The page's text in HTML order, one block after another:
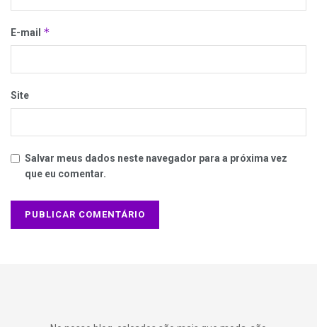
E-mail *
Site
Salvar meus dados neste navegador para a próxima vez
que eu comentar.